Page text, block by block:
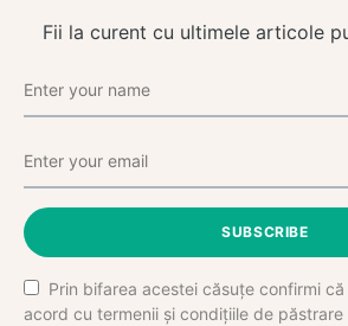
Fii la curent cu ultimele articole
SUBSCRIBE
Prin bifarea acestei căsuțe confirmi
acord cu termenii și condițiile de